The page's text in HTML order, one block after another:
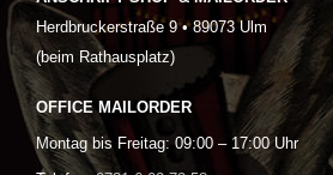
Herdbruckerstraße 9 • 89073 Ulm
(beim Rathausplatz)
OFFICE MAILORDER
Montag bis Freitag: 09:00 – 17:00 Uhr